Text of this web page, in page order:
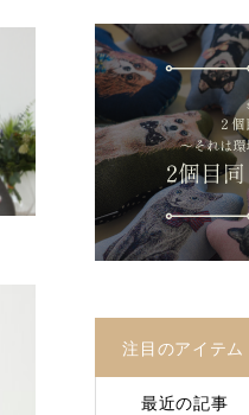
注目のアイテム
最近の記事